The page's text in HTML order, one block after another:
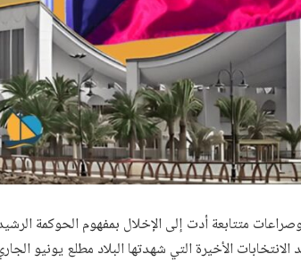
متتابعة أدت إلى الإخلال بمفهوم الحوكمة
الأخيرة التي شهدتها البلاد مطلع يونيو